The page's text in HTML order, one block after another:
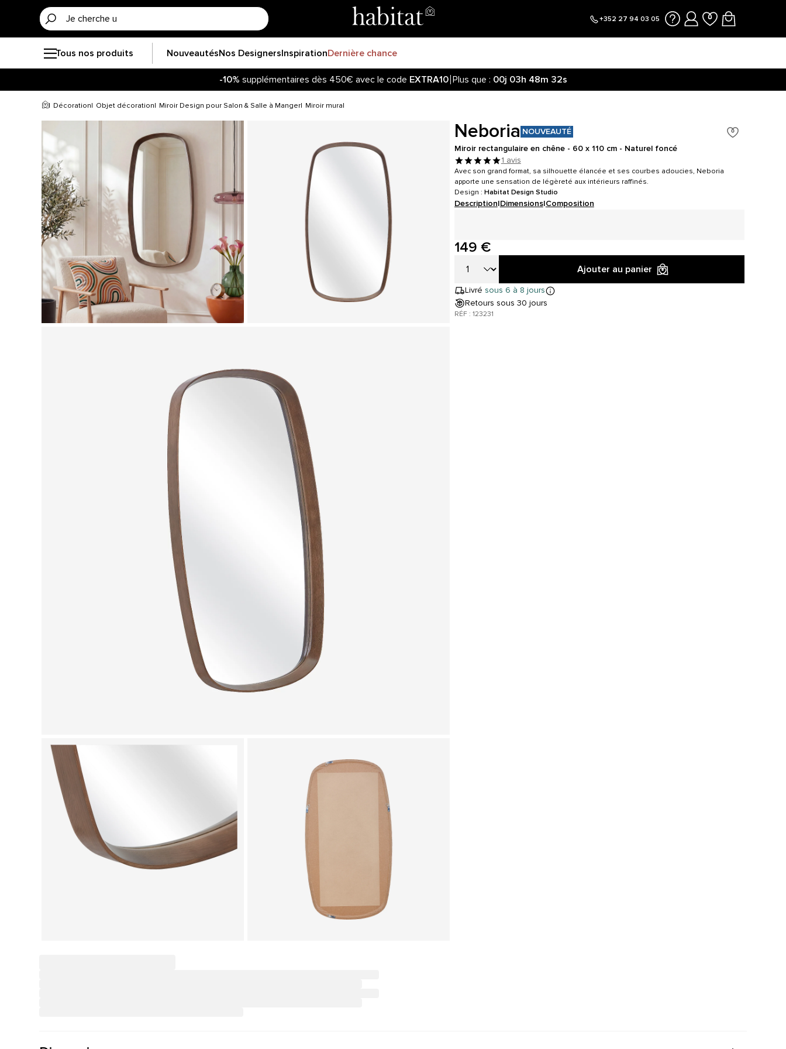
+352 27 94 03 05
Tous nos produits NouveautésNos DesignersInspirationDernière chance
-10%supplémentaires dès 450€ avec le codeEXTRA10 Plus que :00j 03h 48m 31s
Soyez informé de la réouverture des ventes sur notre site ! Cliquez ici.
Décoration Objet décoration Miroir Design pour Salon & Salle à Manger Miroir mural
Neboria NOUVEAUTÉ
Miroir rectangulaire en chêne - 60 x 110 cm - Naturel foncé
1 avis
Avec son grand format, sa silhouette élancée et ses courbes adoucies, Neboria
apporte une sensation de légèreté aux intérieurs raffinés.
Design : Habitat Design Studio
Description|Dimensions|Composition
149 €
Ajouter au panier
Livré sous 6 à 8 jours
Retours sous 30 jours
RÉF : 123231